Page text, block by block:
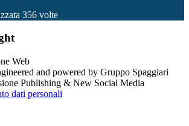
356 volte
and powered by Gruppo Spaggiari
Publishing & New Social Media
dati personali